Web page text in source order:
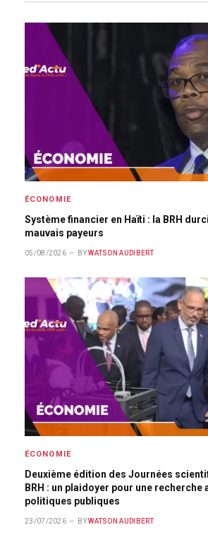
ÉCONOMIE
Système financier en Haïti : la BRH
mauvais payeurs
05/08/2026 BY WATSON AUDIBERT
ÉCONOMIE
Deuxième édition des Journées
BRH : un plaidoyer pour une recherche
politiques publiques
23/07/2026 BY WATSON AUDIBERT